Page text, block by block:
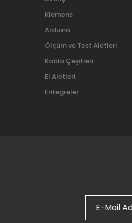
Klemens
Arduino
Ölçüm ve Test Aletleri
Kablo Çeşitleri
El Aletleri
Entegreler